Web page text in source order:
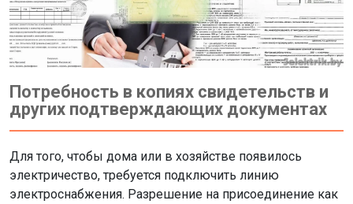
Потребность в копиях свидетельств и
других подтверждающих документах
Для того, чтобы дома или в хозяйстве появилось
электричество, требуется подключить линию
электроснабжения. Разрешение на присоединение как